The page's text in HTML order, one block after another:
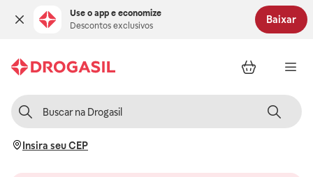
Use o app e economize
Descontos exclusivos
Baixar
Insira seu CEP